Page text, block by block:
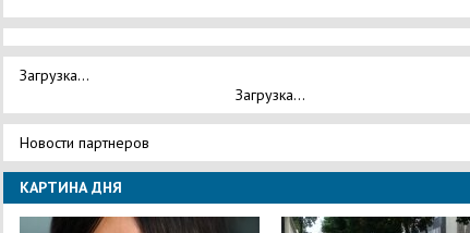
Загрузка...
Загрузка...
Новости партнеров
КАРТИНА ДНЯ